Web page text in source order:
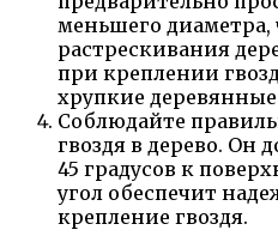
меньшего диаметра,
растрескивания
при креплении
хрупкие
Соблюдайте
гвоздя в дерево. Он
45 градусов к
угол обеспечит
крепление гвоздя.